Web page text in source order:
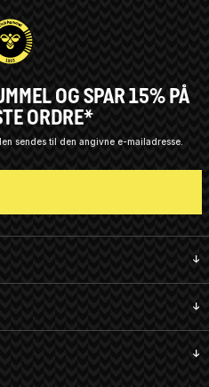
OG SPAR 15% PÅ
ORDRE*
sendes til den angivne e-mailadresse.